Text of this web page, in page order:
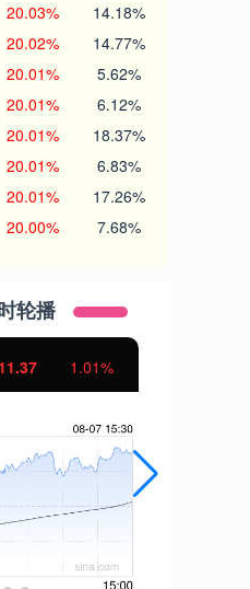
20.03% 14.18%
20.02% 14.77%
20.01% 5.62%
20.01% 6.12%
20.01% 18.37%
20.01% 6.83%
20.01% 17.26%
20.00% 7.68%
轮播
11.37 1.01%